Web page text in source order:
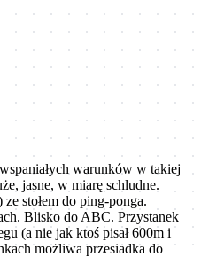
warunków w takiej
jasne, w miarę schludne.
stołem do ping-ponga.
Blisko do ABC. Przystanek
(a nie jak ktoś pisał 600m i
możliwa przesiadka do